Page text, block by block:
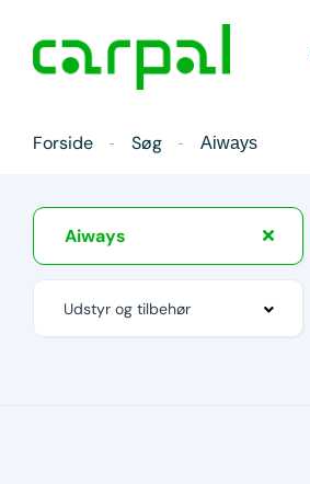
Forside Søg Aiways
Aiways
Udstyr og tilbehør